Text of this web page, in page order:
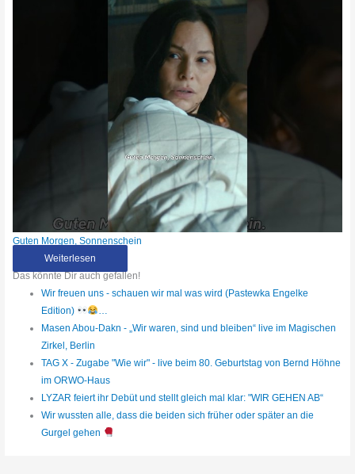
Guten Morgen, Sonnenschein
Weiterlesen
Das könnte Dir auch gefallen!
Wir freuen uns - schauen wir mal was wird (Pastewka Engelke
Edition)
Masen Abou-Dakn - „Wir waren, sind und bleiben“ live im Magischen
Zirkel, Berlin
TAG X - Zugabe "Wie wir" - live beim 80. Geburtstag von Bernd Höhne
im ORWO-Haus
LYZAR feiert ihr Debüt und stellt gleich mal klar: "WIR GEHEN AB“
Wir wussten alle, dass die beiden sich früher oder später an die
Gurgel gehen